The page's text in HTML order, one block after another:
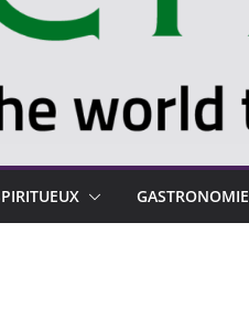
GASTRONOMIE